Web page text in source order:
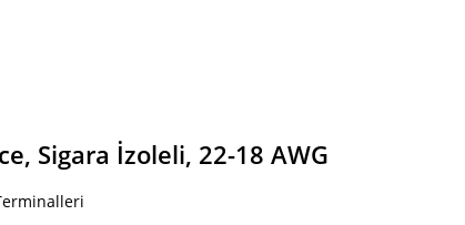
Sigara İzoleli, 22-18 AWG